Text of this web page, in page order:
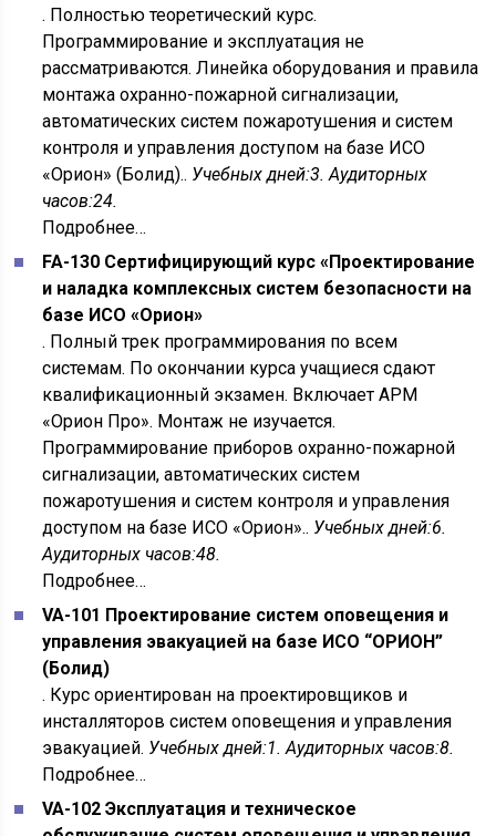
. Полностью теоретический курс.
Программирование и эксплуатация не
рассматриваются. Линейка оборудования и правила
монтажа охранно-пожарной сигнализации,
автоматических систем пожаротушения и систем
контроля и управления доступом на базе ИСО
«Орион» (Болид).. Учебных дней:3. Аудиторных
часов:24.
Подробнее…
FA-130 Сертифицирующий курс «Проектирование
и наладка комплексных систем безопасности на
базе ИСО «Орион»
. Полный трек программирования по всем
системам. По окончании курса учащиеся сдают
квалификационный экзамен. Включает АРМ
«Орион Про». Монтаж не изучается.
Программирование приборов охранно-пожарной
сигнализации, автоматических систем
пожаротушения и систем контроля и управления
доступом на базе ИСО «Орион».. Учебных дней:6.
Аудиторных часов:48.
Подробнее…
VA-101 Проектирование систем оповещения и
управления эвакуацией на базе ИСО “ОРИОН”
(Болид)
. Курс ориентирован на проектировщиков и
инсталляторов систем оповещения и управления
эвакуацией. Учебных дней:1. Аудиторных часов:8.
Подробнее…
VA-102 Эксплуатация и техническое